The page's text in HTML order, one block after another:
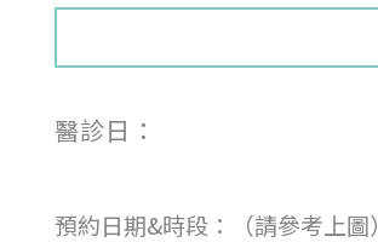
醫診日：
預約日期&時段：（請參考上圖）